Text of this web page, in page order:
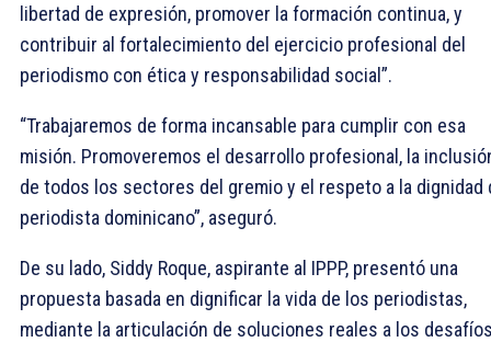
libertad de expresión, promover la formación continua, y
contribuir al fortalecimiento del ejercicio profesional del
periodismo con ética y responsabilidad social”.
“Trabajaremos de forma incansable para cumplir con esa
misión. Promoveremos el desarrollo profesional, la
de todos los sectores del gremio y el respeto a la dignidad
periodista dominicano”, aseguró.
De su lado, Siddy Roque, aspirante al IPPP, presentó una
propuesta basada en dignificar la vida de los periodistas,
mediante la articulación de soluciones reales a los